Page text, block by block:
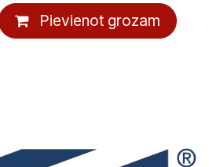
Pievienot grozam